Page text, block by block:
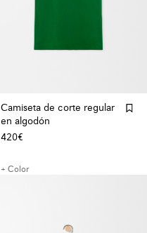
Camiseta de corte regular
en algodón
420€
+ Color